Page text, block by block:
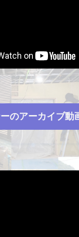
のアーカイブ動